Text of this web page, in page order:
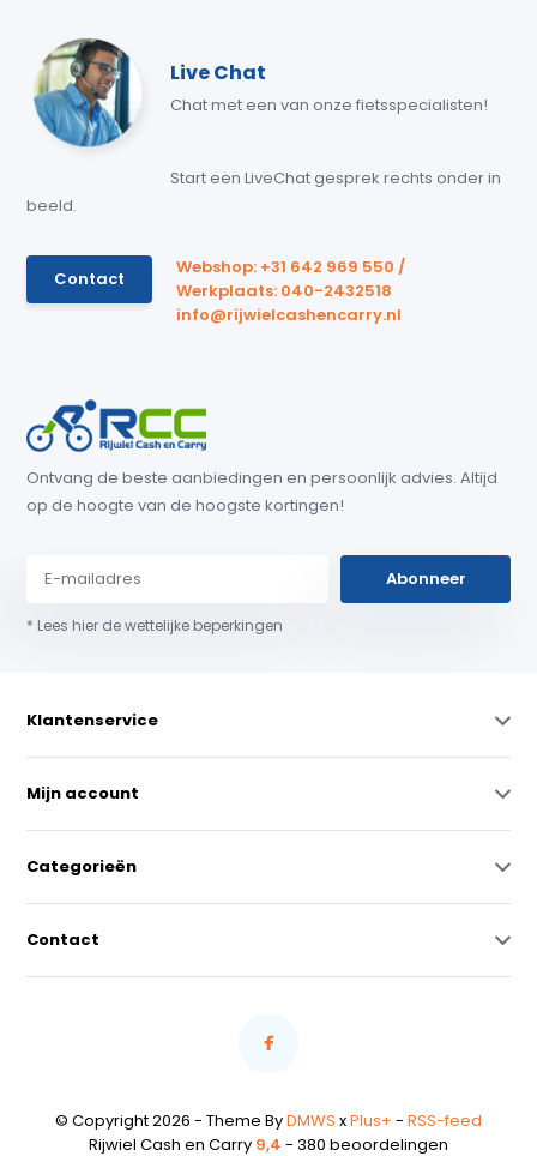
Live Chat
Chat met een van onze fietsspecialisten!
Start een LiveChat gesprek rechts onder in
beeld.
Contact
Webshop: +31 642 969 550 /
Werkplaats: 040-2432518
info@rijwielcashencarry.nl
Ontvang de beste aanbiedingen en persoonlijk advies. Altijd
op de hoogte van de hoogste kortingen!
Abonneer
* Lees hier de wettelijke beperkingen
Klantenservice
Mijn account
Categorieën
Contact
© Copyright 2026 - Theme ByDMWS xPlus+ - RSS-feed
Rijwiel Cash en Carry 9,4 - 380 beoordelingen